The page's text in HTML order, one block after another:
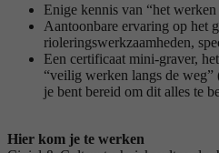
Enige kennis van “het werken
Aantoonbare ervaring op het
rioleringswerkzaamheden,
Een certificaat mini-graver,
“veilig werken langs de
je bent bereid om dit alles te
Hier kom je te werken